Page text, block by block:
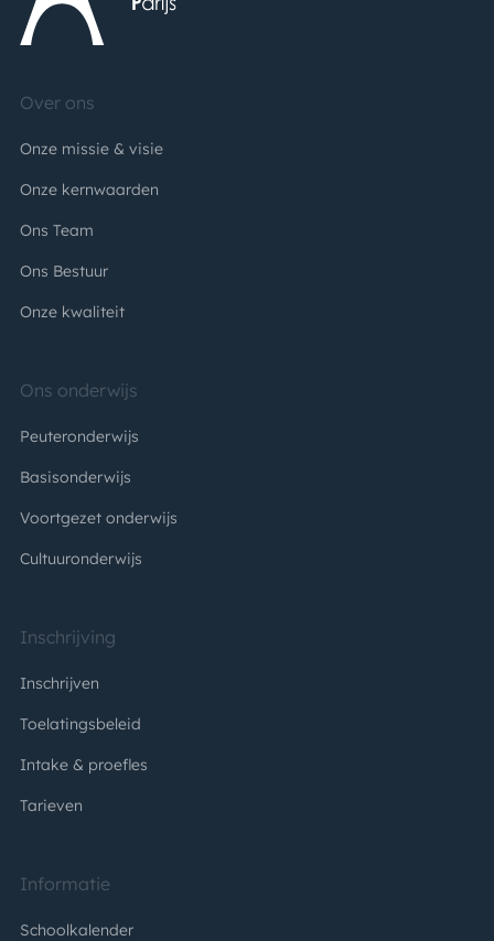
Over ons
Onze missie & visie
Onze kernwaarden
Ons Team
Ons Bestuur
Onze kwaliteit
Ons onderwijs
Peuteronderwijs
Basisonderwijs
Voortgezet onderwijs
Cultuuronderwijs
Inschrijving
Inschrijven
Toelatingsbeleid
Intake & proefles
Tarieven
Informatie
Schoolkalender